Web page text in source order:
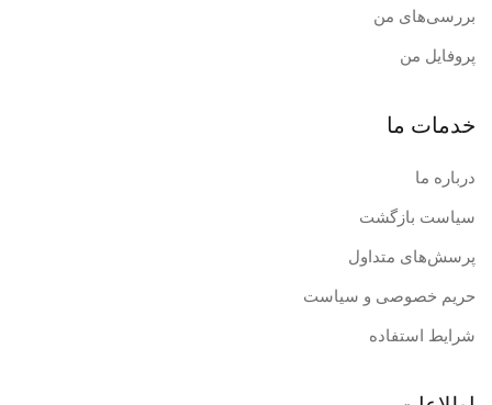
بررسی‌های من
پروفایل من
خدمات ما
درباره ما
سیاست بازگشت
پرسش‌های متداول
حریم خصوصی و سیاست
شرایط استفاده